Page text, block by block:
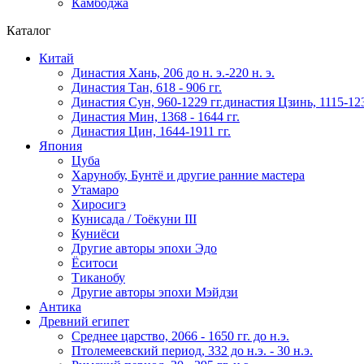
Каталог
Китай
Династия Хань, 206 до н. э.-220 н. э.
Династия Тан, 618 - 906 гг.
Династия Сун, 960-1229 гг.династия Цзинь, 1115-
Династия Мин, 1368 - 1644 гг.
Династия Цин, 1644-1911 гг.
Япония
Цуба
Харунобу, Бунтё и другие ранние мастера
Утамаро
Хиросигэ
Кунисада / Тоёкуни III
Куниёси
Другие авторы эпохи Эдо
Ёситоси
Тиканобу
Другие авторы эпохи Мэйдзи
Антика
Древний египет
Среднее царство, 2066 - 1650 гг. до н.э.
Птолемеевский период, 332 до н.э. - 30 н.э.